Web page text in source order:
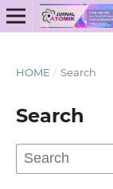
HOME / Search
Search